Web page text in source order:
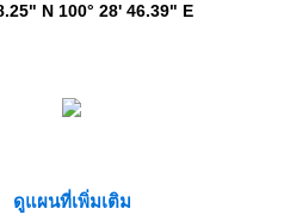
N 100° 28' 46.39" E
ดูแผนที่เพิ่มเติม